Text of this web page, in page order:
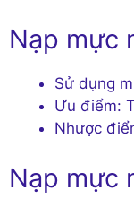
Nạp mực
Sử dụng
Ưu điểm:
Nhược
Nạp mực